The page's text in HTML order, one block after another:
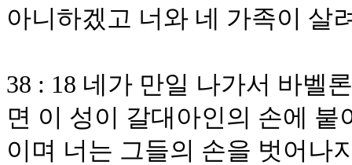
아니하겠고 너와 네 가족이 살
38 : 18 네가 만일 나가서 바벨
면 이 성이 갈대아인의 손에
이며 너는 그들의 손을 벗어나